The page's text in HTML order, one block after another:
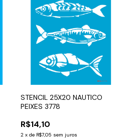
STENCIL 25X20 NAUTICO
PEIXES 3778
R$14,10
2 x de R$7,05 sem juros